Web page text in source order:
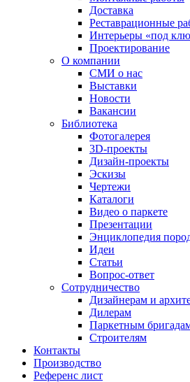
Доставка
Реставрационные
Интерьеры «под
Проектирование
О компании
СМИ о нас
Выставки
Новости
Вакансии
Библиотека
Фотогалерея
3D-проекты
Дизайн-проекты
Эскизы
Чертежи
Каталоги
Видео о паркете
Презентации
Энциклопедия
Идеи
Статьи
Вопрос-ответ
Сотрудничество
Дизайнерам и
Дилерам
Паркетным
Строителям
Контакты
Производство
Референс лист